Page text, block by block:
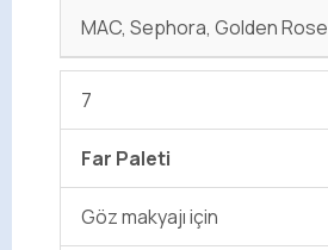
MAC, Sephora, Golden Rose
7
Far Paleti
Göz makyajı için